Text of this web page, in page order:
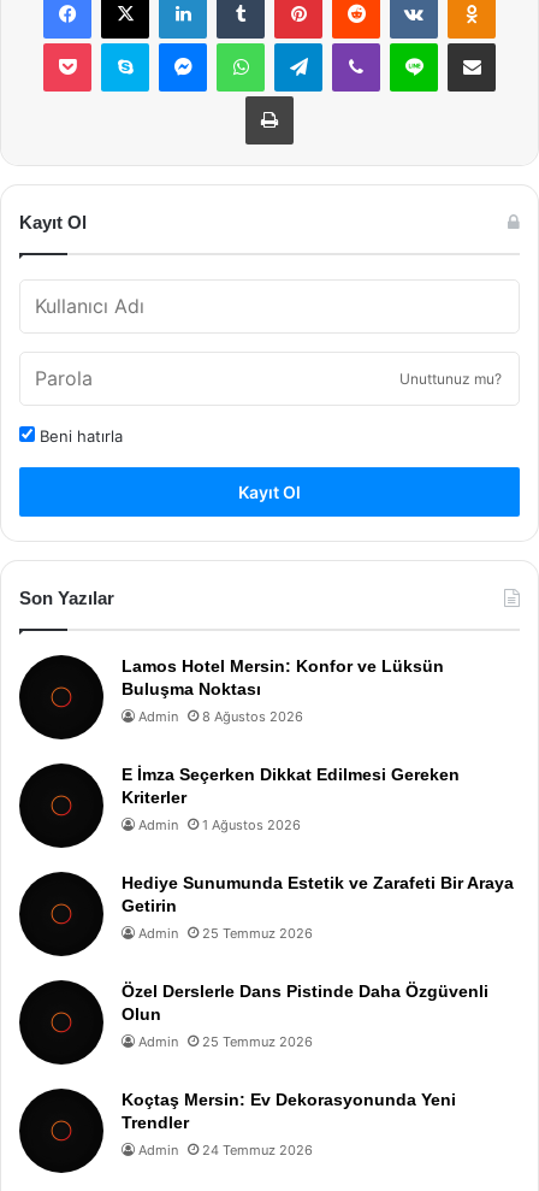
Pocket Skype MessengerWhatsAppTelegramViber Line E-Posta ile
Yazdır
Kayıt Ol
Unuttunuz mu?
Beni hatırla
Kayıt Ol
Son Yazılar
Lamos Hotel Mersin: Konfor ve Lüksün
Buluşma Noktası
Admin 8 Ağustos 2026
E İmza Seçerken Dikkat Edilmesi Gereken
Kriterler
Admin 1 Ağustos 2026
Hediye Sunumunda Estetik ve Zarafeti Bir Araya
Getirin
Admin 25 Temmuz 2026
Özel Derslerle Dans Pistinde Daha Özgüvenli
Olun
Admin 25 Temmuz 2026
Koçtaş Mersin: Ev Dekorasyonunda Yeni
Trendler
Admin 24 Temmuz 2026